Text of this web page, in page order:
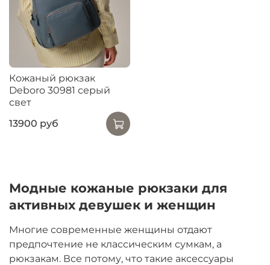
Кожаный рюкзак
Deboro 30981 серый
свет
13900 руб
Модные кожаные рюкзаки для
активных девушек и женщин
Многие современные женщины отдают
предпочтение не классическим сумкам, а
рюкзакам. Все потому, что такие аксессуары